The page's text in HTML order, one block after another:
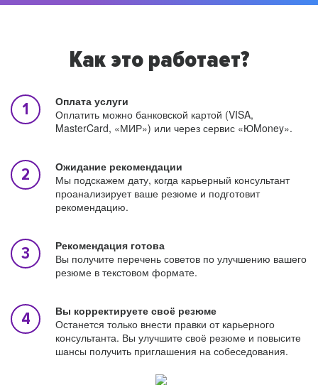
Как это работает?
Оплата услуги
Оплатить можно банковской картой (VISA,
MasterCard, «МИР») или через сервис «ЮMoney».
Ожидание рекомендации
Мы подскажем дату, когда карьерный консультант
проанализирует ваше резюме и подготовит
рекомендацию.
Рекомендация готова
Вы получите перечень советов по улучшению вашего
резюме в текстовом формате.
Вы корректируете своё резюме
Останется только внести правки от карьерного
консультанта. Вы улучшите своё резюме и повысите
шансы получить приглашения на собеседования.